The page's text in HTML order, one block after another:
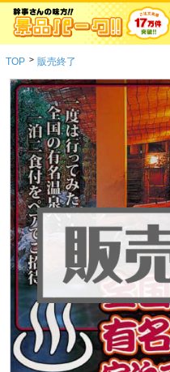
TOP > 販売終了